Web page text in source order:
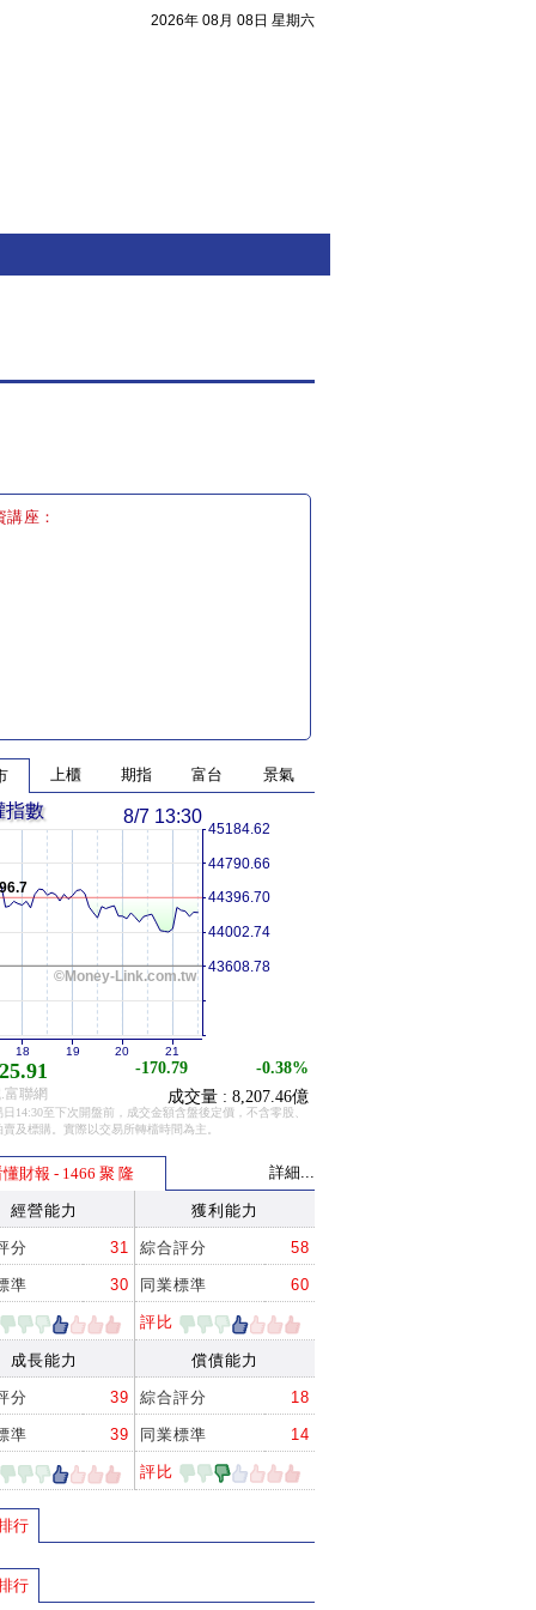
2026年 08月 08日 星期六
講座：
上櫃 期指 富台 景氣
©Money-Link.com.tw
8/7 13:30
-170.79
-0.38%
成交量 : 8,207.46億
指數
18 19 20 21
43608.78
44002.74
44396.70
44790.66
45184.62
聯網
14:30至下次開盤前，成交金額含盤後定價，不含零股、
及標購。實際以交易所轉檔時間為主。
懂財報 - 1466 聚 隆 詳細...
經營能力 獲利能力
分 31 綜合評分 58
準 30 同業標準 60
評比
成長能力 償債能力
分 39 綜合評分 18
準 39 同業標準 14
評比
行
行